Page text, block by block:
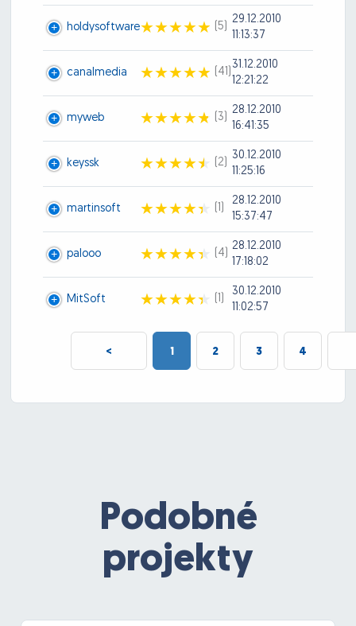
holdysoftware (5)
29.12.2010
11:13:37
canalmedia (41)
31.12.2010
12:21:22
myweb (3)
28.12.2010
16:41:35
keyssk (2)
30.12.2010
11:25:16
martinsoft (1)
28.12.2010
15:37:47
palooo (4)
28.12.2010
17:18:02
MitSoft (1)
30.12.2010
11:02:57
< 1 2 3 4
Podobné
projekty